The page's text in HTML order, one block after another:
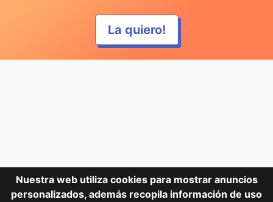
La quiero!
Nuestra web utiliza cookies para mostrar anuncios
personalizados, además recopila información de uso